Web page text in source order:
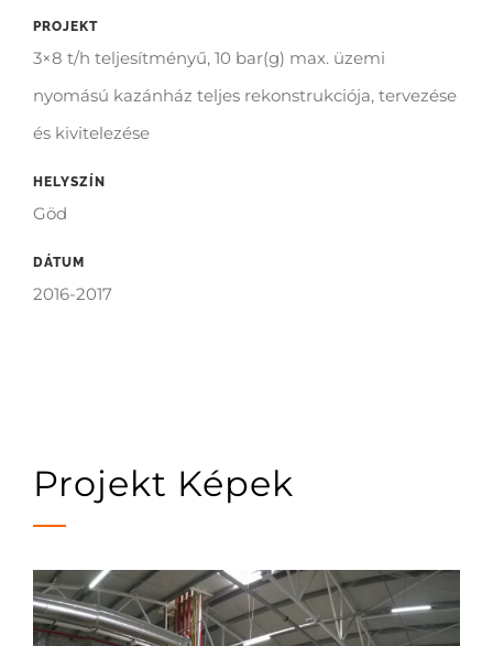
PROJEKT
3×8 t/h teljesítményű, 10 bar(g) max. üzemi
nyomású kazánház teljes rekonstrukciója, tervezése
és kivitelezése
HELYSZÍN
Göd
DÁTUM
2016-2017
Projekt Képek